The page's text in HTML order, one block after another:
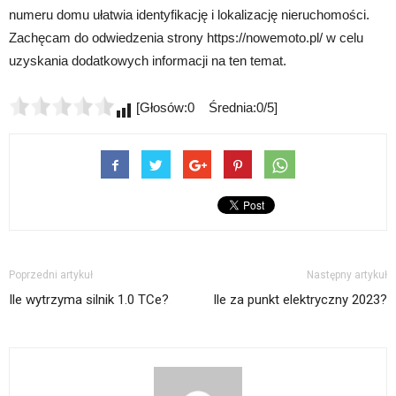
numeru domu ułatwia identyfikację i lokalizację nieruchomości.
Zachęcam do odwiedzenia strony https://nowemoto.pl/ w celu
uzyskania dodatkowych informacji na ten temat.
[Głosów:0 Średnia:0/5]
Poprzedni artykuł
Ile wytrzyma silnik 1.0 TCe?
Następny artykuł
Ile za punkt elektryczny 2023?